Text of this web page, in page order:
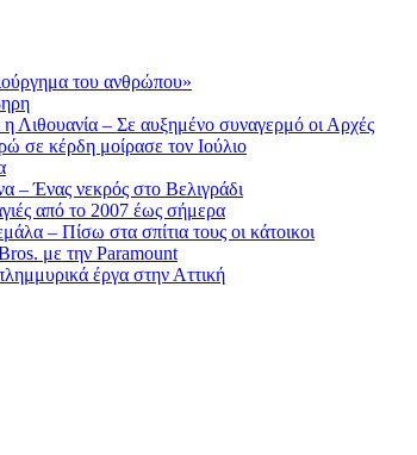
του ανθρώπου»
Λιθουανία – Σε αυξημένο συναγερμό οι Αρχές
κέρδη μοίρασε τον Ιούλιο
– Ένας νεκρός στο Βελιγράδι
από το 2007 έως σήμερα
– Πίσω στα σπίτια τους οι κάτοικοι
με την Paramount
έργα στην Αττική